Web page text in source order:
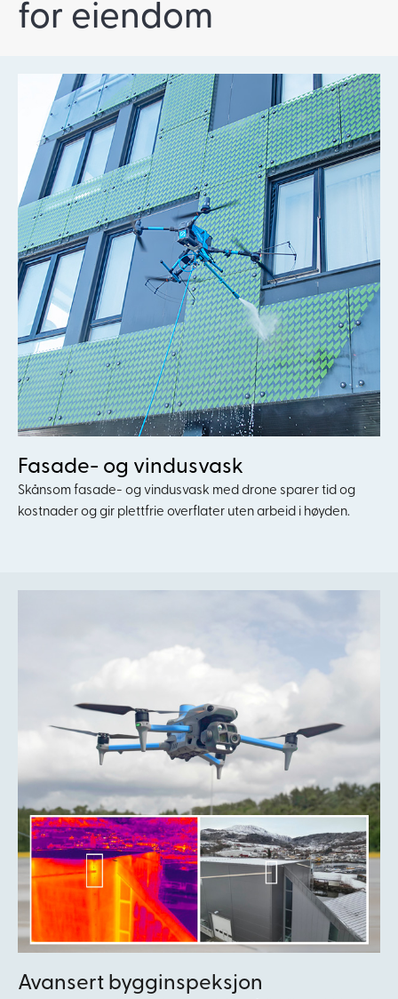
for eiendom
Fasade- og vindusvask
Skånsom fasade- og vindusvask med drone sparer tid og
kostnader og gir plettfrie overflater uten arbeid i høyden.
Avansert bygginspeksjon